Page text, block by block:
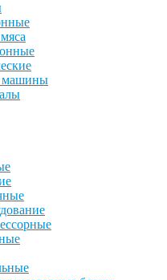
машины